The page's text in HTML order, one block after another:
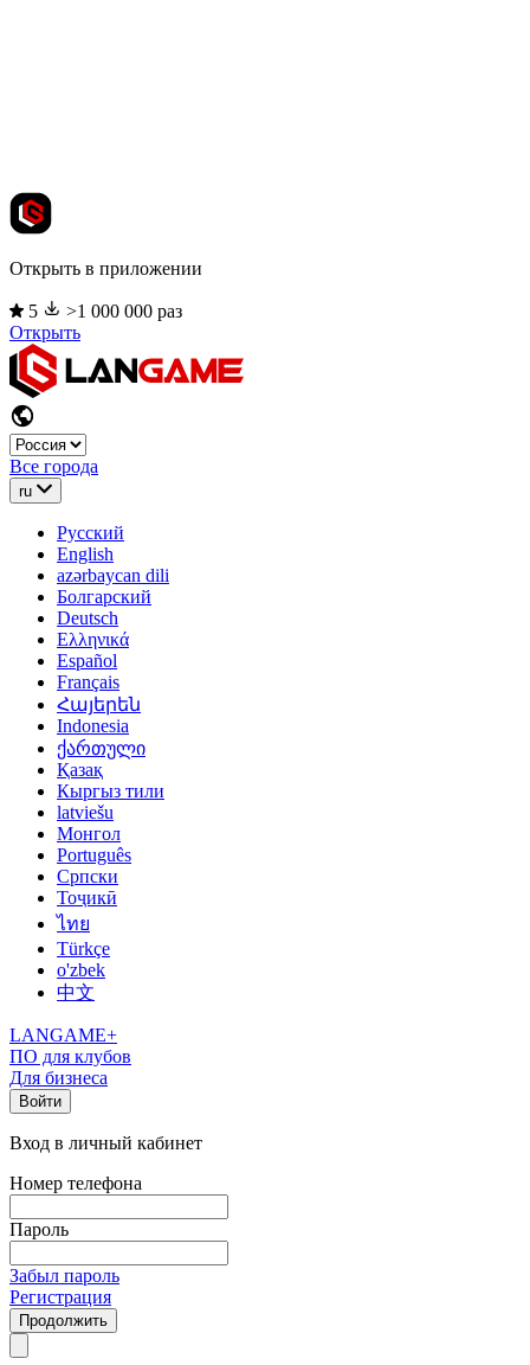
Открыть в приложении
5
>1 000 000 раз
Открыть
Все города
ru
Русский
English
azərbaycan dili
Болгарский
Deutsch
Ελληνικά
Español
Français
Հայերեն
Indonesia
ქართული
Қазақ
Кыргыз тили
latviešu
Монгол
Português
Српски
Тоҷикӣ
ไทย
Türkçe
o'zbek
中文
LANGAME+
ПО для клубов
Для бизнеса
Войти
Вход в личный кабинет
Номер телефона
Пароль
Забыл пароль
Регистрация
Продолжить